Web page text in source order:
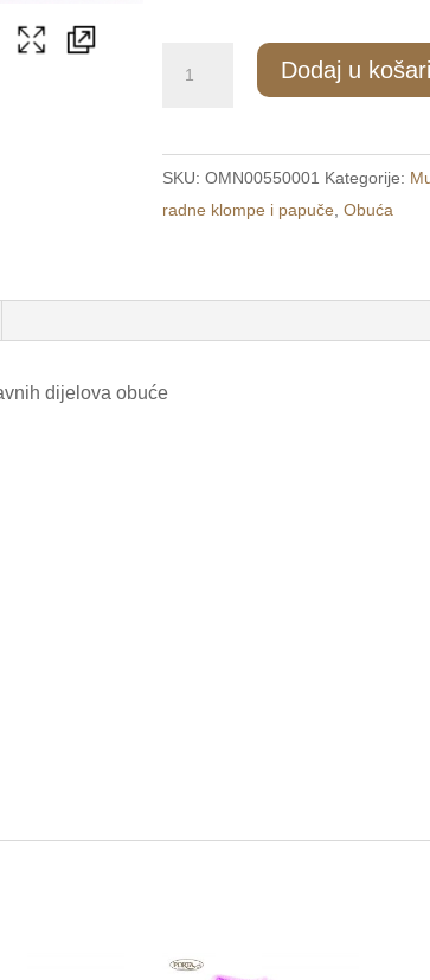
papuče
crne
/COMFORT/
Dodaj u
SKU:OMN00550001 Kategorije:
radne klompe i papuče ,Obuća
dijelova obuće